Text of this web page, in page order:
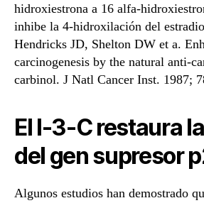
hidroxiestrona a 16 alfa-
inhibe la 4-hidroxilación del
Hendricks JD, Shelton DW et a.
carcinogenesis by the natural anti-
carbinol. J Natl Cancer Inst. 1987;
El I-3-C restaura
del gen supresor
Algunos estudios han demostrado